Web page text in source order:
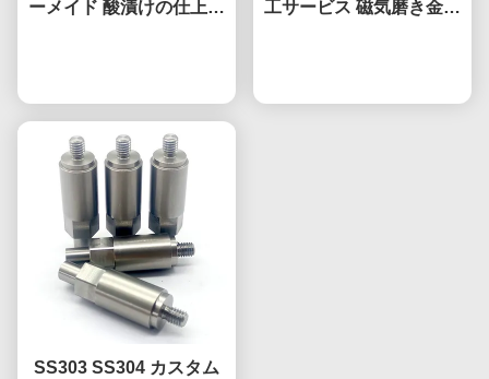
ーメイド 酸漬けの仕上げ
工サービス 磁気磨き金属
SS303 SS304 カスタム